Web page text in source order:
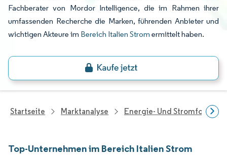
Fachberater von Mordor Intelligence, die im Rahmen ihrer
umfassenden Recherche die Marken, führenden Anbieter und
wichtigen Akteure im Bereich Italien Strom ermittelt haben.
Startseite Marktanalyse Energie- Und
Top-Unternehmen im Bereich Italien Strom